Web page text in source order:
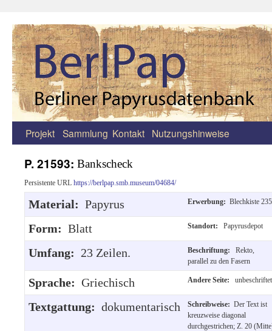
Zum
springen
Projekt Sammlung Kontakt Nutzungshinweise
P. 21593: Bankscheck
Persistente URL https://berlpap.smb.museum/04684/
Material: Papyrus Erwerbung: Blechkiste
Form: Blatt Standort: Papyrusdepot
Umfang: 23 Zeilen. Beschriftung:
Rekto,
parallel zu den Fasern
Sprache: Griechisch Andere Seite: unbeschriftet
Textgattung: dokumentarisch Schreibweise: Der Text ist
kreuzweise diagonal
durchgestrichen; Z. 20